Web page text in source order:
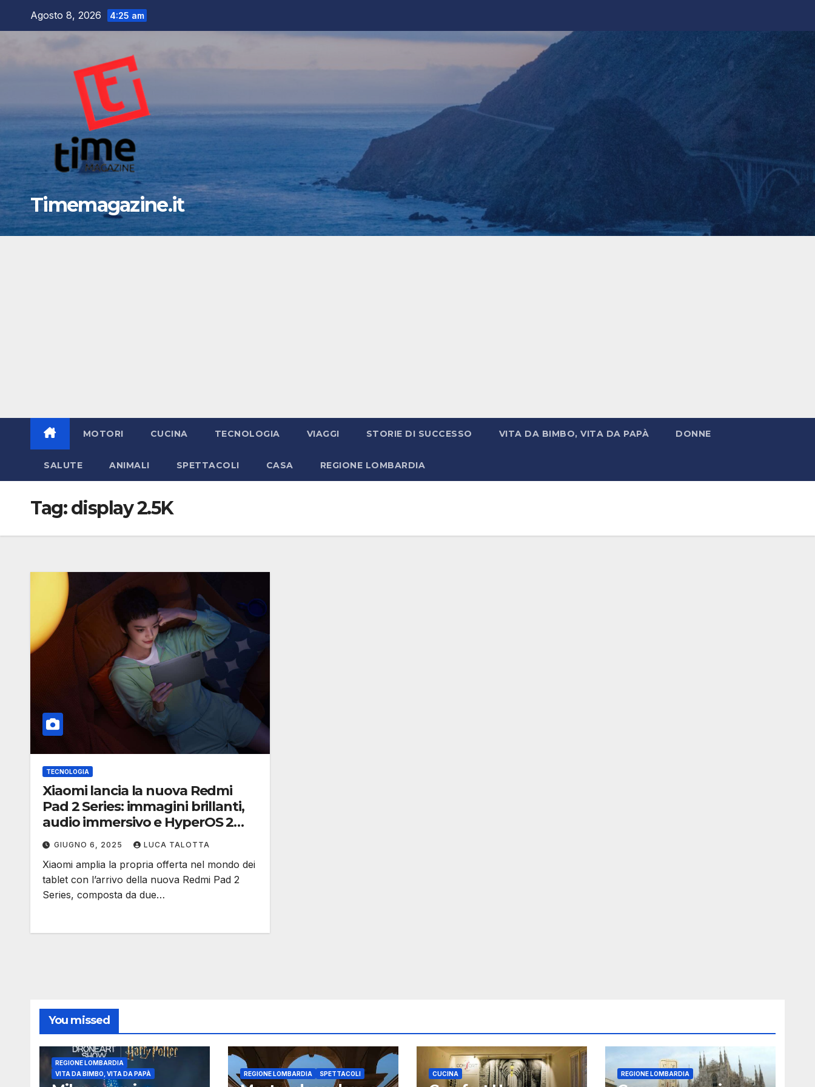
Agosto 8, 2026 4:25 am
Timemagazine.it
MOTORI CUCINA TECNOLOGIA VIAGGI STORIE DI SUCCESSO VITA DA BIMBO, VITA DA PAPÀ DONNE
SALUTE ANIMALI SPETTACOLI CASA REGIONE LOMBARDIA
Tag:display 2.5K
TECNOLOGIA
Xiaomi lancia la nuova Redmi
Pad 2 Series: immagini brillanti,
audio immersivo e HyperOS 2
per un intrattenimento senza
limiti
GIUGNO 6, 2025 LUCA TALOTTA
Xiaomi amplia la propria offerta nel mondo dei
tablet con l’arrivo della nuova Redmi Pad 2
Series, composta da due…
You missed
REGIONE LOMBARDIA
VITA DA BIMBO, VITA DA PAPÀ
REGIONE LOMBARDIA SPETTACOLI CUCINA REGIONE LOMBARDIA